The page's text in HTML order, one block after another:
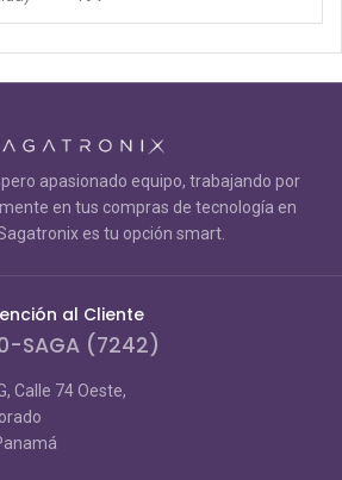
apasionado equipo, trabajando por
en tus compras de tecnología en
es tu opción smart.
al Cliente
SAGA (7242)
Calle 74 Oeste,